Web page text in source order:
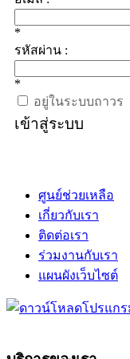
*
รหัสผ่าน :
*
อยู่ในระบบถาวร
เข้าสู่ระบบ
ศูนย์ช่วยเหลือ
เกี่ยวกับเรา
ติดต่อเรา
ร่วมงานกับเรา
แผนผังเว็บไซต์